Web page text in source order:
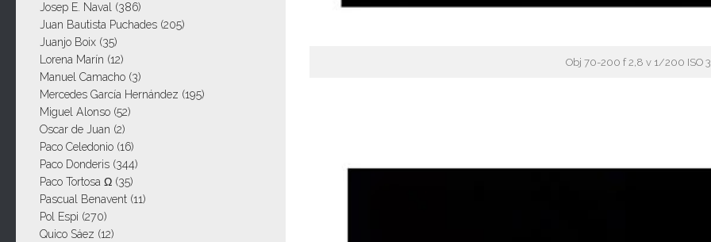
Obj 70-200 f 2,8 v 1/200 ISO
Josep E. Naval (386)
Juan Bautista Puchades (205)
Juanjo Boix (35)
Lorena Marín (12)
Manuel Camacho (3)
Mercedes García Hernández (195)
Miguel Alonso (52)
Oscar de Juan (2)
Paco Celedonio (16)
Paco Donderis (344)
Paco Tortosa Ω (35)
Pascual Benavent (11)
Pol Espi (270)
Quico Sáez (12)